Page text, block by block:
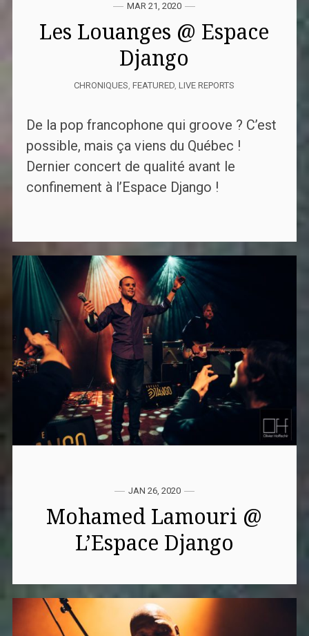
MAR 21, 2020
Les Louanges @ Espace
Django
CHRONIQUES,FEATURED,LIVE REPORTS
De la pop francophone qui groove ? C’est
possible, mais ça viens du Québec !
Dernier concert de qualité avant le
confinement à l’Espace Django !
JAN 26, 2020
Mohamed Lamouri @
L’Espace Django